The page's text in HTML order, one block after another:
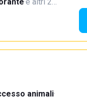
animali·